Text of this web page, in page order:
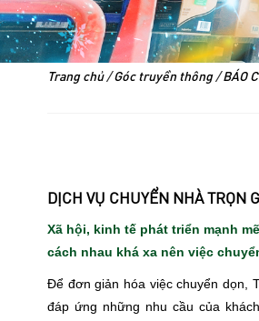
Trang chủ/Góc truyền thông/BÁO
DỊCH VỤ CHUYỂN NHÀ TRỌN
Xã hội, kinh tế phát triển mạnh
cách nhau khá xa nên việc
Để đơn giản hóa việc chuyển dọn,
đáp ứng những nhu cầu của